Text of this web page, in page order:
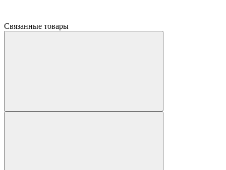
Связанные товары